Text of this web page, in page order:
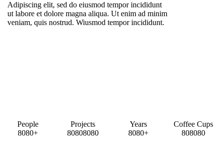
Adipiscing elit, sed do eiusmod tempor incididunt
ut labore et dolore magna aliqua. Ut enim ad minim
veniam, quis nostrud. Wiusmod tempor incididunt.
People
8080+
Projects
80808080
Years
8080+
Coffee Cups
808080